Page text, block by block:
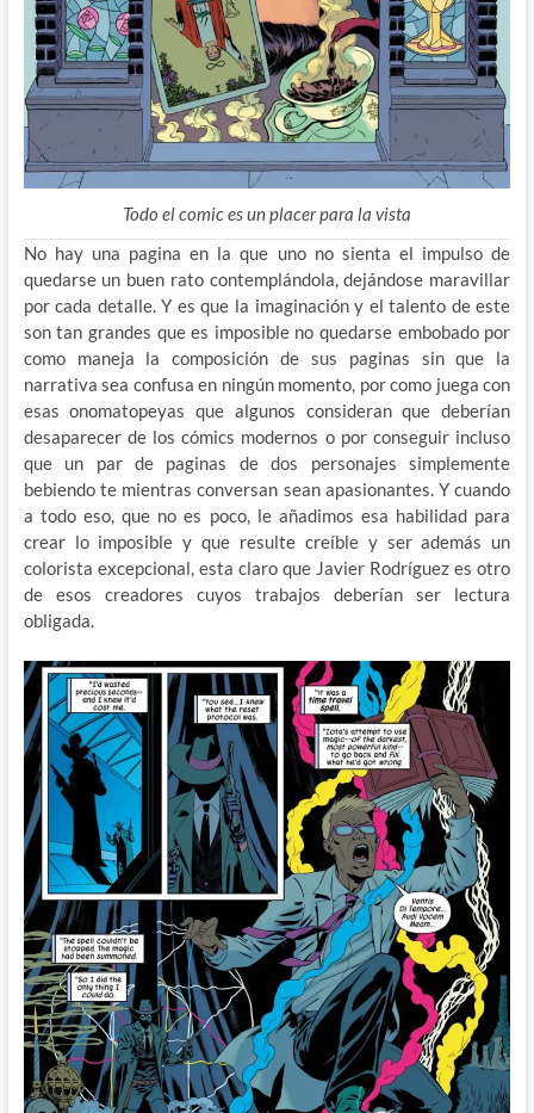
Todo el comic es un placer para la vista
No hay una pagina en la que uno no sienta el impulso de
quedarse un buen rato contemplándola, dejándose maravillar
por cada detalle. Y es que la imaginación y el talento de este
son tan grandes que es imposible no quedarse embobado por
como maneja la composición de sus paginas sin que la
narrativa sea confusa en ningún momento, por como juega con
esas onomatopeyas que algunos consideran que deberían
desaparecer de los cómics modernos o por conseguir incluso
que un par de paginas de dos personajes simplemente
bebiendo te mientras conversan sean apasionantes. Y cuando
a todo eso, que no es poco, le añadimos esa habilidad para
crear lo imposible y que resulte creíble y ser además un
colorista excepcional, esta claro que Javier Rodríguez es otro
de esos creadores cuyos trabajos deberían ser lectura
obligada.